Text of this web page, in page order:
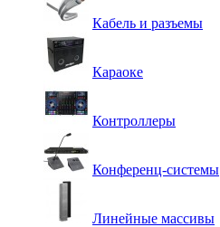
Кабель и разъемы
Караоке
Контроллеры
Конференц-системы
Линейные массивы